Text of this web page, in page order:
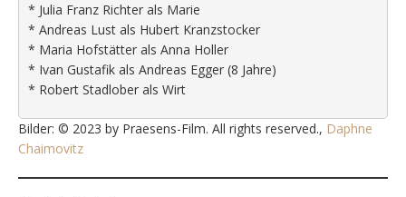
* Julia Franz Richter als Marie
* Andreas Lust als Hubert Kranzstocker
* Maria Hofstätter als Anna Holler
* Ivan Gustafik als Andreas Egger (8 Jahre)
* Robert Stadlober als Wirt
Bilder: © 2023 by Praesens-Film. All rights reserved., Daphne
Chaimovitz